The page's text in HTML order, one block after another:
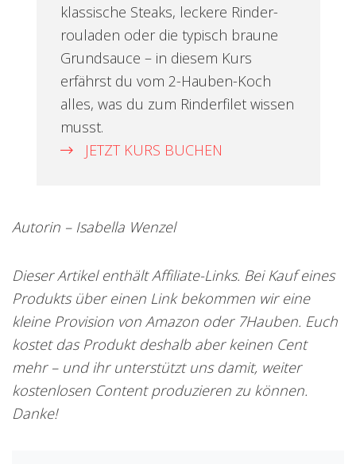
klassische Steaks, leckere Rinder-
rouladen oder die typisch braune
Grundsauce – in diesem Kurs
erfährst du vom 2-Hauben-Koch
alles, was du zum Rinderfilet wissen
musst.
JETZT KURS BUCHEN
Autorin – Isabella Wenzel
Dieser Artikel enthält Affiliate-Links. Bei Kauf eines
Produkts über einen Link bekommen wir eine
kleine Provision von Amazon oder 7Hauben. Euch
kostet das Produkt deshalb aber keinen Cent
mehr – und ihr unterstützt uns damit, weiter
kostenlosen Content produzieren zu können.
Danke!